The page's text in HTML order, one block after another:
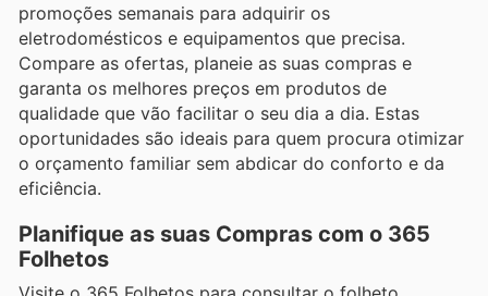
promoções semanais para adquirir os
eletrodomésticos e equipamentos que precisa.
Compare as ofertas, planeie as suas compras e
garanta os melhores preços em produtos de
qualidade que vão facilitar o seu dia a dia. Estas
oportunidades são ideais para quem procura otimizar
o orçamento familiar sem abdicar do conforto e da
eficiência.
Planifique as suas Compras com o 365
Folhetos